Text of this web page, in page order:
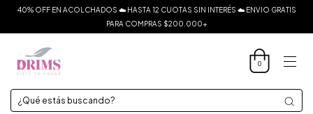
40% OFF EN ACOLCHADOS ☁️ HASTA 12 CUOTAS SIN INTERÉS ☁️ ENVIO GRATIS
PARA COMPRAS $200.000+
0